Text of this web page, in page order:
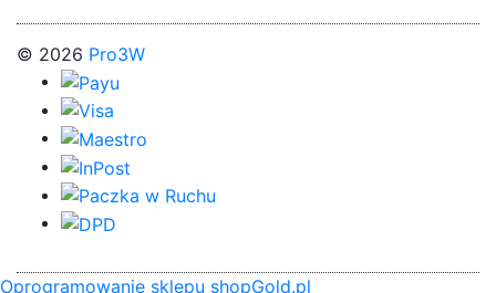
© 2026 Pro3W
Oprogramowanie sklepu shopGold.pl